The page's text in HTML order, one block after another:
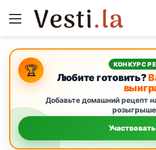
Menu
🏆 КОНКУРС
Любите готовить?
Добавьте домашний рецепт
розыгрыше